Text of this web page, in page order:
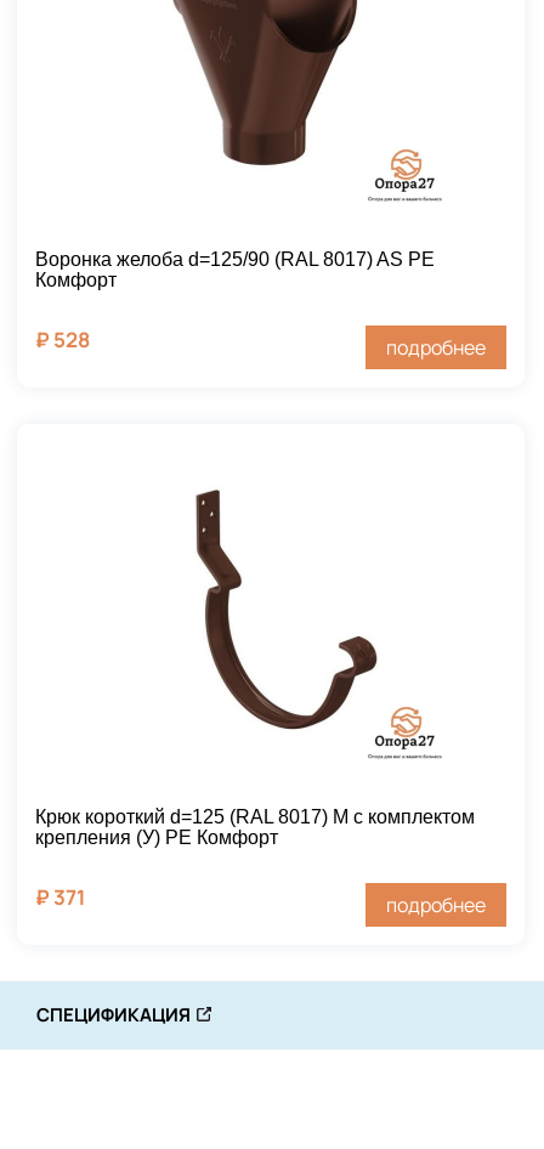
Воронка желоба d=125/90 (RAL 8017) AS PE
Комфорт
₽ 528 подробнее
Крюк короткий d=125 (RAL 8017) М с комплектом
крепления (У) PE Комфорт
₽ 371 подробнее
СПЕЦИФИКАЦИЯ